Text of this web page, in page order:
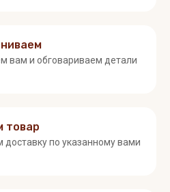
вам и обговариваем детали
товар
по указанному вами